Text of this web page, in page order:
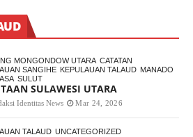
MONGONDOW UTARA CATATAN
SANGIHE KEPULAUAN TALAUD MANADO
SULUT
SULAWESI UTARA
Identitas News Mar 24, 2026
TALAUD UNCATEGORIZED